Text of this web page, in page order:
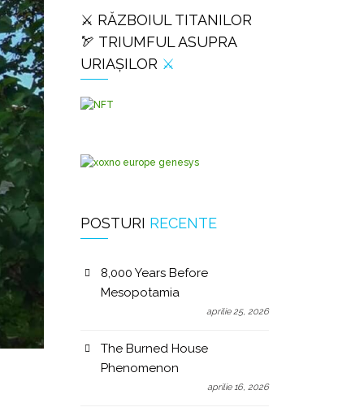
⚔️ RĂZBOIUL TITANILOR
🏹 TRIUMFUL ASUPRA
URIAȘILOR ⚔️
POSTURI RECENTE
8,000 Years Before
Mesopotamia
aprilie 25, 2026
The Burned House
Phenomenon
aprilie 16, 2026